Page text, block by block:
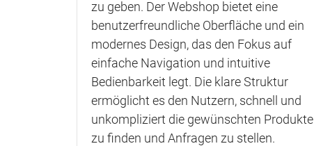
zu geben. Der Webshop bietet eine
benutzerfreundliche Oberfläche und ein
modernes Design, das den Fokus auf
einfache Navigation und intuitive
Bedienbarkeit legt. Die klare Struktur
ermöglicht es den Nutzern, schnell und
unkompliziert die gewünschten Produkte
zu finden und Anfragen zu stellen.